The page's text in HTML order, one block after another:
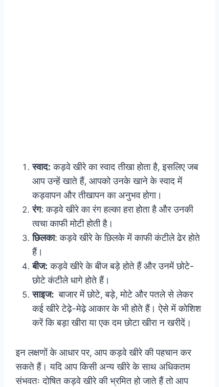
स्वाद: कड़वे खीरे का स्वाद तीखा होता है, इसलिए जब
आप उन्हें खाते हैं, आपको उनके खाने के स्वाद में
कड़वापन और तीखापन का अनुभव होगा।
रंग: कड़वे खीरे का रंग हल्का हरा होता है और उनकी
त्वचा काफी मोटी होती है।
छिलका: कड़वे खीरे के छिलके में काफी कंटीले ढेर होते
हैं।
बीज: कड़वे खीरे के बीज बड़े होते हैं और उनमें छोटे-
छोटे कंटीले धागे होते हैं।
साइज: बाजार में छोटे, बड़े, मोटे और पतले से लेकर
कई खीरे टेढ़े-मेढ़े आकार के भी होते हैं। ऐसे में कोशिश
करें कि बड़ा खीरा या एक दम छोटा खीरा न खरीदें।
इन लक्षणों के आधार पर, आप कड़वे खीरे की पहचान कर
सकते हैं। यदि आप किसी अन्य खीरे के साथ अधिकतम
संभवतः दोषित कड़वे खीरे की भ्रमित हो जाते हैं तो आप